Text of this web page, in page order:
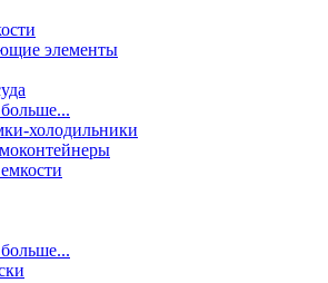
элементы
холодильники